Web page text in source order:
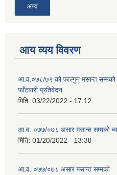
अन्य
आय व्यय विवरण
आ.व.०७८/७९ को फाल्गुन मसान्त सम्मको
फाँटबारी प्रतिवेदन
मिति: 03/22/2022 - 17:12
आ.व. ०७७/०७८ असार मसान्त सम्मको
मिति: 01/20/2022 - 13:38
आ.व. ०७७/०७८ असार मसान्त सम्मको